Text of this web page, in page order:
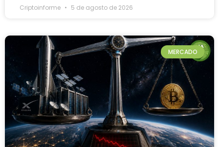
Criptoinforme 5 de agosto de 2026
MERCADO